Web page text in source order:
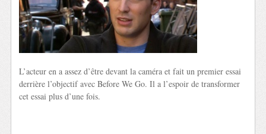
L’acteur en a assez d’être devant la caméra et fait un premier essai
derrière l’objectif avec Before We Go. Il a l’espoir de transformer
cet essai plus d’une fois.